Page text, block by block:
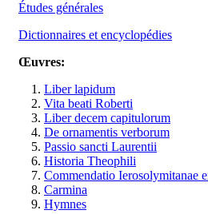
Études générales
Dictionnaires et encyclopédies
Œuvres:
Liber lapidum
Vita beati Roberti
Liber decem capitulorum
De ornamentis verborum
Passio sancti Laurentii
Historia Theophili
Commendatio Ierosolymitanae
Carmina
Hymnes